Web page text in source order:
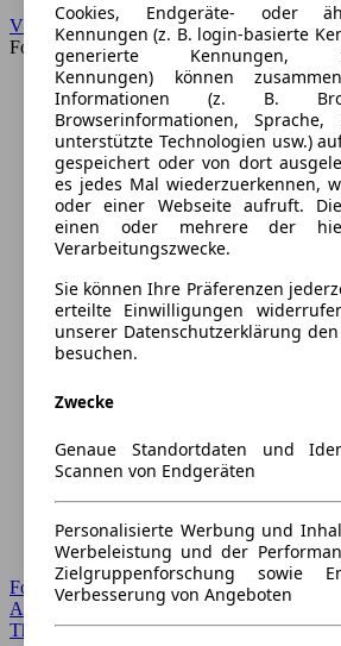
VW
Forum
Forum Startseite
Alle Auto-Foren
Themen-Forum
Cookies, Endgeräte- oder
Kennungen (z. B. login-basierte
generierte Kennungen,
Kennungen) können
Informationen (z. B.
Browserinformationen, Sprache,
unterstützte Technologien usw.)
gespeichert oder von dort
es jedes Mal wiederzuerkennen,
oder einer Webseite aufruft.
einen oder mehrere der
Verarbeitungszwecke.
Sie können Ihre Präferenzen
erteilte Einwilligungen
unserer Datenschutzerklärung
besuchen.
Zwecke
Genaue Standortdaten und
Scannen von Endgeräten
Personalisierte Werbung und
Werbeleistung und der
Zielgruppenforschung sowie
Verbesserung von Angeboten